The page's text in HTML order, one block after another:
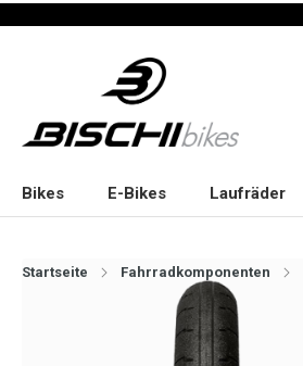
Bikes E-Bikes Laufräder
Startseite Fahrradkomponenten